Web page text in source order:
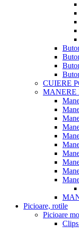
CUIERE
MANERE
Picioare, rotile
Picioare